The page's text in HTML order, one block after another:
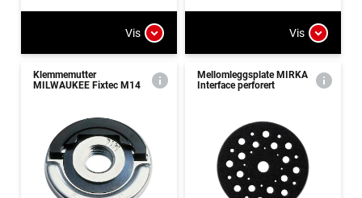
Vis Vis
Klemmemutter
MILWAUKEE Fixtec M14
Mellomleggsplate MIRKA
Interface perforert